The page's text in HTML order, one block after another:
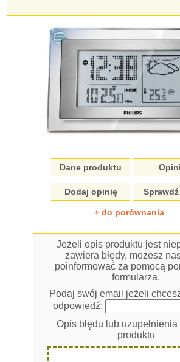
Dane produktu
Dodaj opinię
+ do porównania
Jeżeli opis produktu jest
zawiera błędy, możesz
poinformować za pomocą
formularza.
Podaj swój email jeżeli
odpowiedź:
Opis błędu lub
produktu